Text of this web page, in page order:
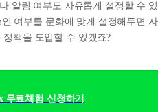
알림 여부도 자유롭게 설정할 수 있
여부를 문화에 맞게 설정해두면 자
책을 도입할 수 있겠죠?
무료체험 신청하기